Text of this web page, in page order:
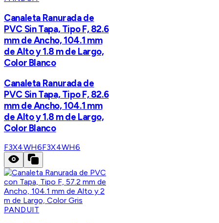
Canaleta Ranurada de
PVC Sin Tapa, Tipo F, 82.6
mm de Ancho, 104.1 mm
de Alto y 1.8 m de Largo,
Color Blanco
Canaleta Ranurada de
PVC Sin Tapa, Tipo F, 82.6
mm de Ancho, 104.1 mm
de Alto y 1.8 m de Largo,
Color Blanco
F3X4WH6F3X4WH6
PANDUIT